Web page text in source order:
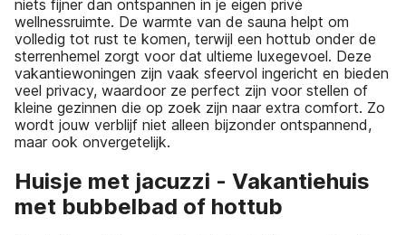
niets fijner dan ontspannen in je eigen privé
wellnessruimte. De warmte van de sauna helpt om
volledig tot rust te komen, terwijl een hottub onder de
sterrenhemel zorgt voor dat ultieme luxegevoel. Deze
vakantiewoningen zijn vaak sfeervol ingericht en bieden
veel privacy, waardoor ze perfect zijn voor stellen of
kleine gezinnen die op zoek zijn naar extra comfort. Zo
wordt jouw verblijf niet alleen bijzonder ontspannend,
maar ook onvergetelijk.
Huisje met jacuzzi - Vakantiehuis
met bubbelbad of hottub